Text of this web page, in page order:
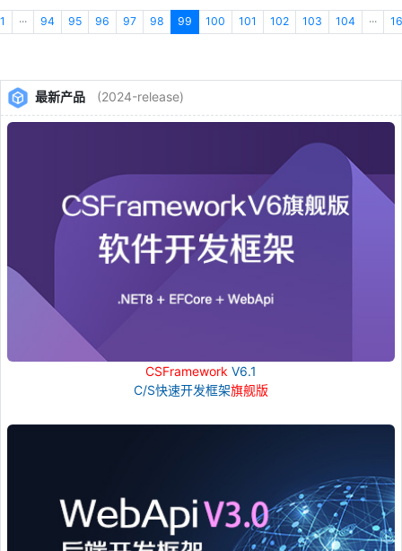
1 ··· 94 95 96 97 98 99 100 101 102 103 104 ···
最新产品 (2024-release)
CSFramework V6.1
C/S快速开发框架旗舰版